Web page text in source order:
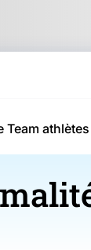
Team athlètes